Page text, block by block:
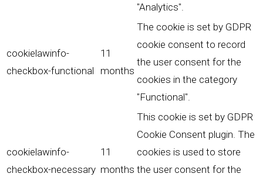
"Analytics".
cookielawinfo-
checkbox-functional
11
months
The cookie is set by GDPR
cookie consent to record
the user consent for the
cookies in the category
"Functional".
cookielawinfo-
checkbox-necessary
11
months
This cookie is set by GDPR
Cookie Consent plugin. The
cookies is used to store
the user consent for the